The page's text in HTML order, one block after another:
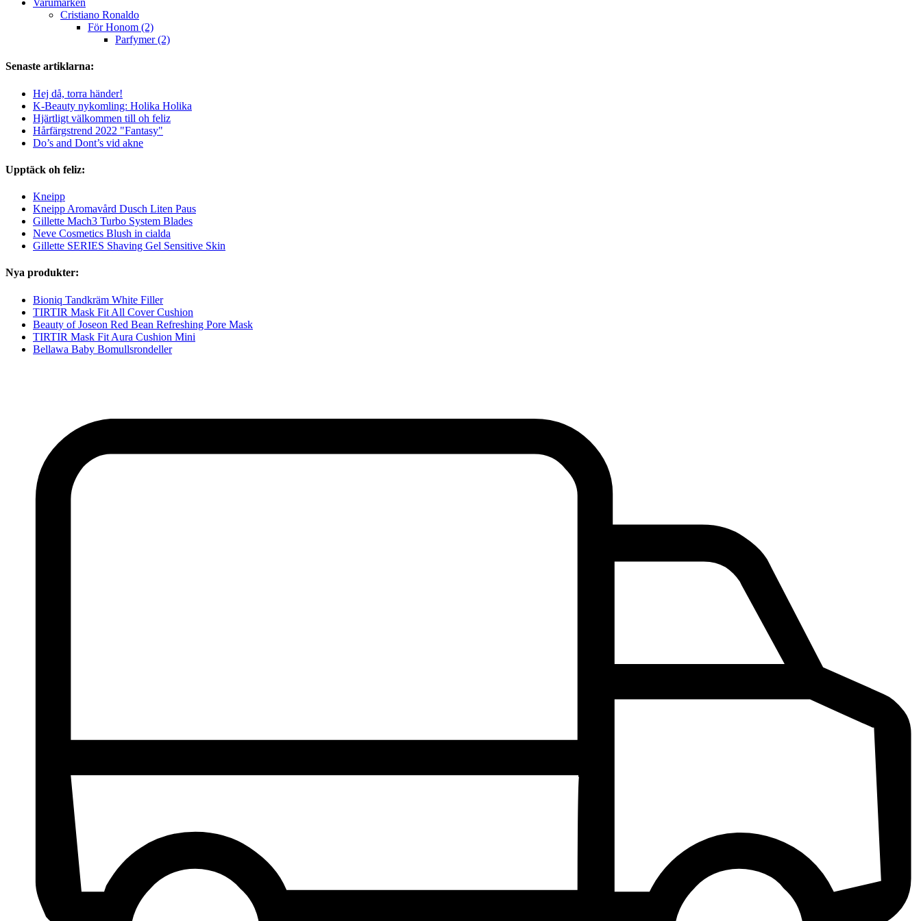
Varumärken
Cristiano Ronaldo
För Honom (2)
Parfymer (2)
Senaste artiklarna:
Hej då, torra händer!
K-Beauty nykomling: Holika Holika
Hjärtligt välkommen till oh feliz
Hårfärgstrend 2022 "Fantasy"
Do’s and Dont’s vid akne
Upptäck oh feliz:
Kneipp
Kneipp Aromavård Dusch Liten Paus
Gillette Mach3 Turbo System Blades
Neve Cosmetics Blush in cialda
Gillette SERIES Shaving Gel Sensitive Skin
Nya produkter:
Bioniq Tandkräm White Filler
TIRTIR Mask Fit All Cover Cushion
Beauty of Joseon Red Bean Refreshing Pore Mask
TIRTIR Mask Fit Aura Cushion Mini
Bellawa Baby Bomullsrondeller